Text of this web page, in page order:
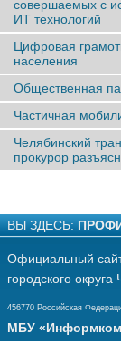
совершаемых с
ИТ технологий
Цифровая
населения
Общественная
Частичная
Челябинский
прокурор
ВЫ ЗДЕСЬ:
Официальный
городского
456770 Российская
МБУ